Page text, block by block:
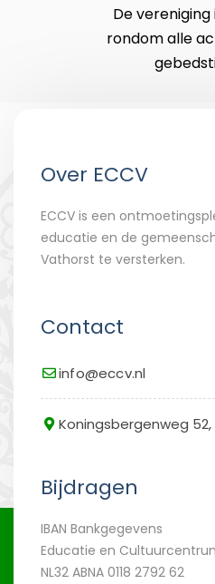
De
rondom alle
Over ECCV
ECCV is een
educatie en de
Vathorst te versterken.
Contact
info@eccv.nl
Koningsbergenweg
Bijdragen
IBAN Bankgegevens
Educatie en
NL32 ABNA 0118 2792 62